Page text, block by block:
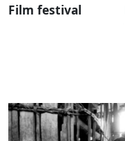
Film festival